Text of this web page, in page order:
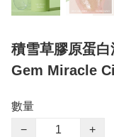
積雪草膠原蛋白
Gem Miracle
數量
−
+